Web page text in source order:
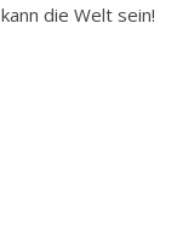
die Welt sein!